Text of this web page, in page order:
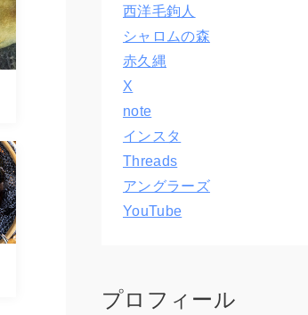
西洋毛鉤人
シャロムの森
赤久縄
X
note
インスタ
Threads
アングラーズ
YouTube
プロフィール